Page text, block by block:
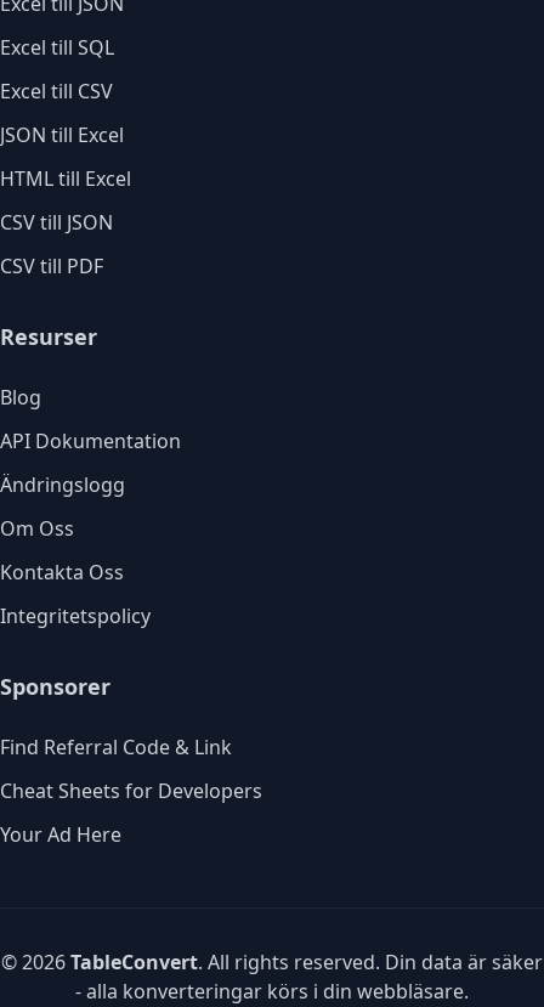
Excel till SQL
Excel till CSV
JSON till Excel
HTML till Excel
CSV till JSON
CSV till PDF
Resurser
Blog
API Dokumentation
Ändringslogg
Om Oss
Kontakta Oss
Integritetspolicy
Sponsorer
Find Referral Code & Link
Cheat Sheets for Developers
Your Ad Here
© 2026TableConvert. All rights reserved. Din data är säker
- alla konverteringar körs i din webbläsare.